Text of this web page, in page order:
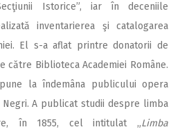
Istorice”, iar în deceniile
inventarierea şi catalogarea
El s-a aflat printre donatorii de
către Biblioteca Academiei Române.
la îndemâna publicului opera
A publicat studii despre limba
în 1855, cel intitulat „Limba